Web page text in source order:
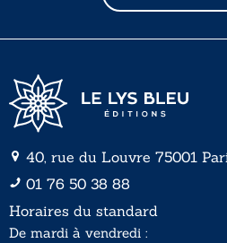
40, rue du Louvre 75001
01 76 50 38 88
Horaires du standard
De mardi à vendredi :